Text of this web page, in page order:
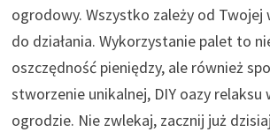
ogrodowy. Wszystko zależy od Twojej
do działania. Wykorzystanie palet to
oszczędność pieniędzy, ale również
stworzenie unikalnej, DIY oazy relaksu
ogrodzie. Nie zwlekaj, zacznij już